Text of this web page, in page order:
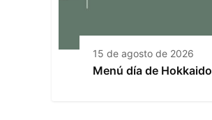
15 de agosto de 2026
Menú día de Hokkaido